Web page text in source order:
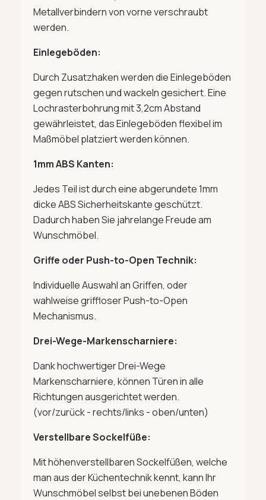
Metallverbindern von vorne verschraubt
werden.
Einlegeböden:
Durch Zusatzhaken werden die Einlegeböden
gegen rutschen und wackeln gesichert. Eine
Lochrasterbohrung mit 3,2cm Abstand
gewährleistet, das Einlegeböden flexibel im
Maßmöbel platziert werden können.
1mm ABS Kanten:
Jedes Teil ist durch eine abgerundete 1mm
dicke ABS Sicherheitskante geschützt.
Dadurch haben Sie jahrelange Freude am
Wunschmöbel.
Griffe oder Push-to-Open Technik:
Individuelle Auswahl an Griffen, oder
wahlweise griffloser Push-to-Open
Mechanismus.
Drei-Wege-Markenscharniere:
Dank hochwertiger Drei-Wege
Markenscharniere, können Türen in alle
Richtungen ausgerichtet werden.
(vor/zurück - rechts/links - oben/unten)
Verstellbare Sockelfüße:
Mit höhenverstellbaren Sockelfüßen, welche
man aus der Küchentechnik kennt, kann Ihr
Wunschmöbel selbst bei unebenen Böden